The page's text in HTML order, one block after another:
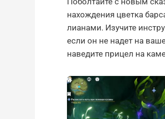
нахождения цветка
лианами. Изучите
если он не надет на
наведите прицел на